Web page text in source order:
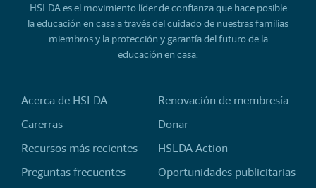
HSLDA es el movimiento líder de confianza que hace posible
la educación en casa a través del cuidado de nuestras familias
miembros y la protección y garantía del futuro de la
educación en casa.
Acerca de HSLDA
Carerras
Recursos más recientes
Preguntas frecuentes
Renovación de membresía
Donar
HSLDA Action
Oportunidades publicitarias